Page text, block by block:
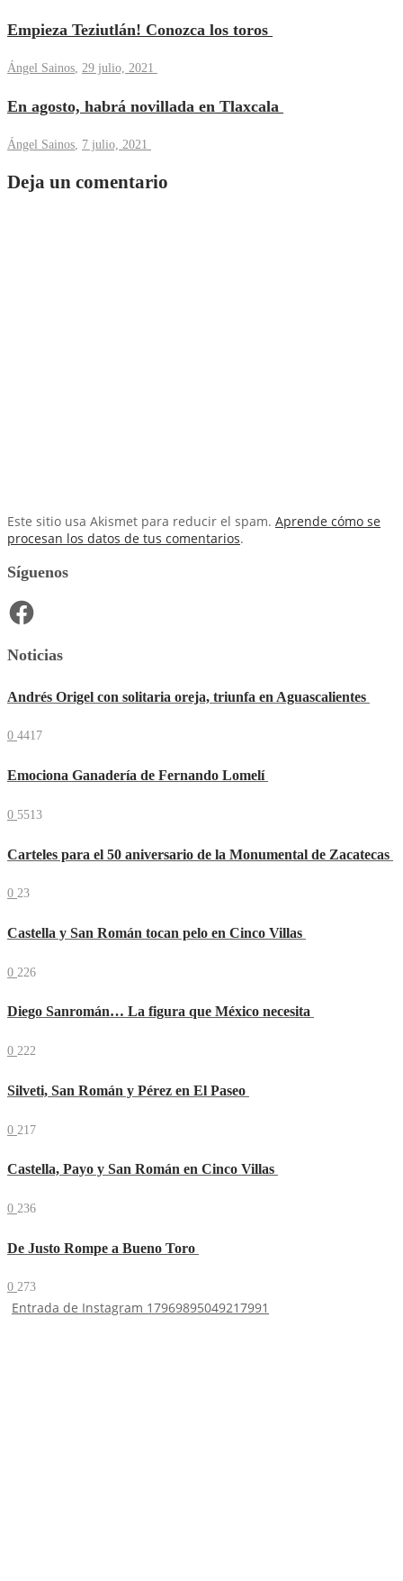
Empieza Teziutlán! Conozca los toros
Ángel Sainos, 29 julio, 2021
En agosto, habrá novillada en Tlaxcala
Ángel Sainos 7 julio, 2021
Deja un comentario
Este sitio usa Akismet para reducir el spam. Aprende cómo se
procesan los datos de tus comentarios.
Síguenos
Facebook
Noticias
Andrés Origel con solitaria oreja, triunfa en Aguascalientes
0 4417
Emociona Ganadería de Fernando Lomelí
0 5513
Carteles para el 50 aniversario de la Monumental de Zacatecas
0 23
Castella y San Román tocan pelo en Cinco Villas
0 226
Diego Sanromán… La figura que México necesita
0 222
Silveti, San Román y Pérez en El Paseo
0 217
Castella, Payo y San Román en Cinco Villas
0 236
De Justo Rompe a Bueno Toro
0 273
Entrada de Instagram 17969895049217991